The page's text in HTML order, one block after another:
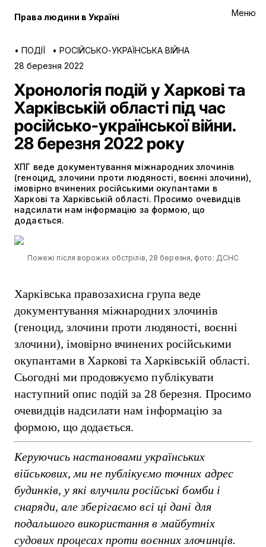
Меню
Права людини в Україні
• ПОДІЇ • РОСІЙСЬКО-УКРАЇНСЬКА ВІЙНА
28 березня 2022
Хронологія подій у Харкові та
Харківській області під час
російсько-української війни.
28 березня 2022 року
ХПГ веде документування міжнародних злочинів
(геноцид, злочини проти людяності, воєнні злочини),
імовірно вчинених російськими окупантами в
Харкові та Харківській області. Просимо очевидців
надсилати нам інформацію за формою, що
додається.
Пожежі після ворожих обстрілів, 28 березня, фото: ДСНС
Харківська правозахисна група веде
документування міжнародних злочинів
(геноцид, злочини проти людяності, воєнні
злочини), імовірно вчинених російськими
окупантами в Харкові та Харківській області.
Сьогодні ми продовжуємо публікувати
наступний опис подій за 28 березня. Просимо
очевидців надсилати нам інформацію за
формою, що додається.
Керуючись настановами українських
військових, ми не публікуємо точних адрес
будинків, у які влучили російські бомби і
снаряди, але зберігаємо всі ці дані для
подальшого використання в майбутніх
судових процесах проти воєнних злочинців.